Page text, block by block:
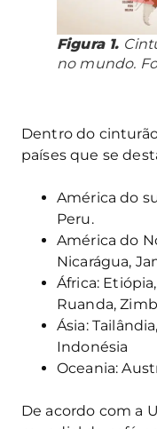
Figura 1.
no mundo.
Dentro do
países que se
América do
Peru.
América do
Nicarágua,
África:
Ruanda,
Ásia:
Indonésia
Oceania:
De acordo com a